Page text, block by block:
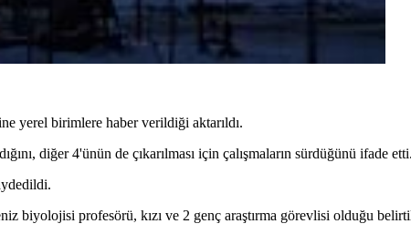
yerel birimlere haber verildiği aktarıldı.
diğer 4'ünün de çıkarılması için çalışmaların sürdüğünü ifade etti.
biyolojisi profesörü, kızı ve 2 genç araştırma görevlisi olduğu